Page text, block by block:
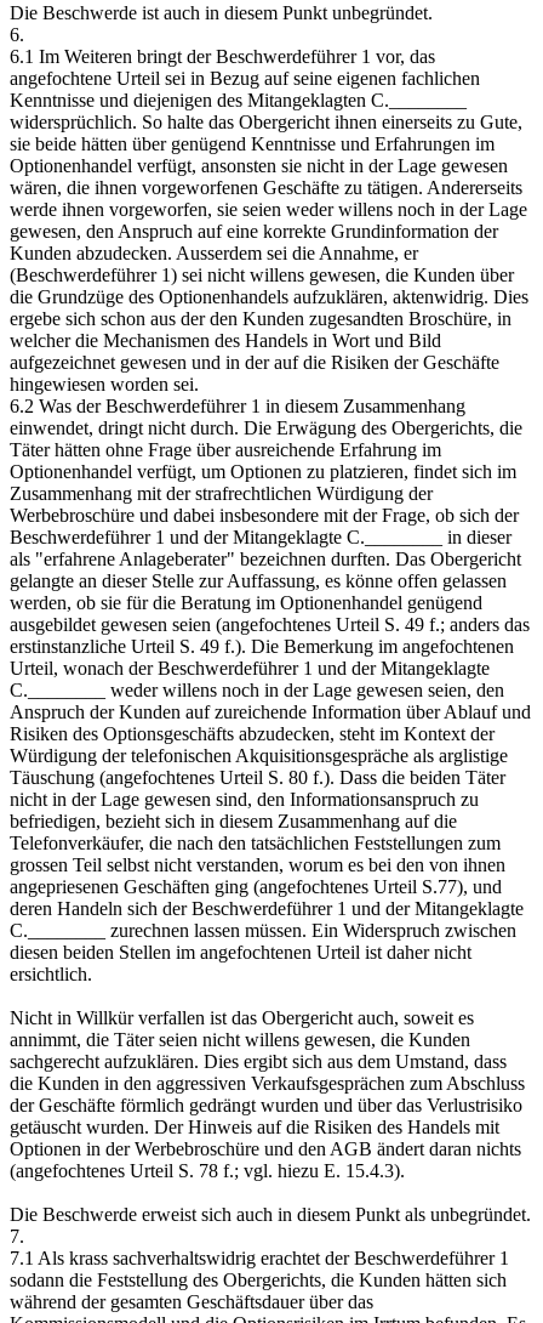
Die Beschwerde ist auch in diesem Punkt unbegründet.
6.
6.1 Im Weiteren bringt der Beschwerdeführer 1 vor, das
angefochtene Urteil sei in Bezug auf seine eigenen fachlichen
Kenntnisse und diejenigen des Mitangeklagten C.________
widersprüchlich. So halte das Obergericht ihnen einerseits zu Gute,
sie beide hätten über genügend Kenntnisse und Erfahrungen im
Optionenhandel verfügt, ansonsten sie nicht in der Lage gewesen
wären, die ihnen vorgeworfenen Geschäfte zu tätigen. Andererseits
werde ihnen vorgeworfen, sie seien weder willens noch in der Lage
gewesen, den Anspruch auf eine korrekte Grundinformation der
Kunden abzudecken. Ausserdem sei die Annahme, er
(Beschwerdeführer 1) sei nicht willens gewesen, die Kunden über
die Grundzüge des Optionenhandels aufzuklären, aktenwidrig. Dies
ergebe sich schon aus der den Kunden zugesandten Broschüre, in
welcher die Mechanismen des Handels in Wort und Bild
aufgezeichnet gewesen und in der auf die Risiken der Geschäfte
hingewiesen worden sei.
6.2 Was der Beschwerdeführer 1 in diesem Zusammenhang
einwendet, dringt nicht durch. Die Erwägung des Obergerichts, die
Täter hätten ohne Frage über ausreichende Erfahrung im
Optionenhandel verfügt, um Optionen zu platzieren, findet sich im
Zusammenhang mit der strafrechtlichen Würdigung der
Werbebroschüre und dabei insbesondere mit der Frage, ob sich der
Beschwerdeführer 1 und der Mitangeklagte C.________ in dieser
als "erfahrene Anlageberater" bezeichnen durften. Das Obergericht
gelangte an dieser Stelle zur Auffassung, es könne offen gelassen
werden, ob sie für die Beratung im Optionenhandel genügend
ausgebildet gewesen seien (angefochtenes Urteil S. 49 f.; anders das
erstinstanzliche Urteil S. 49 f.). Die Bemerkung im angefochtenen
Urteil, wonach der Beschwerdeführer 1 und der Mitangeklagte
C.________ weder willens noch in der Lage gewesen seien, den
Anspruch der Kunden auf zureichende Information über Ablauf und
Risiken des Optionsgeschäfts abzudecken, steht im Kontext der
Würdigung der telefonischen Akquisitionsgespräche als arglistige
Täuschung (angefochtenes Urteil S. 80 f.). Dass die beiden Täter
nicht in der Lage gewesen sind, den Informationsanspruch zu
befriedigen, bezieht sich in diesem Zusammenhang auf die
Telefonverkäufer, die nach den tatsächlichen Feststellungen zum
grossen Teil selbst nicht verstanden, worum es bei den von ihnen
angepriesenen Geschäften ging (angefochtenes Urteil S.77), und
deren Handeln sich der Beschwerdeführer 1 und der Mitangeklagte
C.________ zurechnen lassen müssen. Ein Widerspruch zwischen
diesen beiden Stellen im angefochtenen Urteil ist daher nicht
ersichtlich.
Nicht in Willkür verfallen ist das Obergericht auch, soweit es
annimmt, die Täter seien nicht willens gewesen, die Kunden
sachgerecht aufzuklären. Dies ergibt sich aus dem Umstand, dass
die Kunden in den aggressiven Verkaufsgesprächen zum Abschluss
der Geschäfte förmlich gedrängt wurden und über das Verlustrisiko
getäuscht wurden. Der Hinweis auf die Risiken des Handels mit
Optionen in der Werbebroschüre und den AGB ändert daran nichts
(angefochtenes Urteil S. 78 f.; vgl. hiezu E. 15.4.3).
Die Beschwerde erweist sich auch in diesem Punkt als unbegründet.
7.
7.1 Als krass sachverhaltswidrig erachtet der Beschwerdeführer 1
sodann die Feststellung des Obergerichts, die Kunden hätten sich
während der gesamten Geschäftsdauer über das